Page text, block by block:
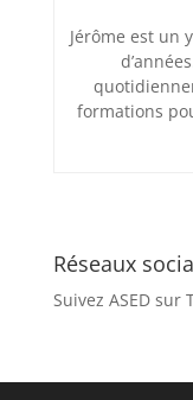
Jérôme est un
formations
Réseaux
Suivez ASED sur